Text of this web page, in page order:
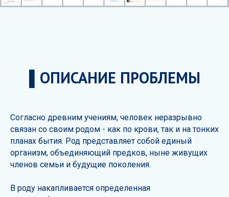
▌ОПИСАНИЕ ПРОБЛЕМЫ
Согласно древним учениям, человек неразрывно
связан со своим родом - как по крови, так и на тонких
планах бытия. Род представляет собой единый
организм, объединяющий предков, ныне живущих
членов семьи и будущие поколения.
В роду накапливается определенная